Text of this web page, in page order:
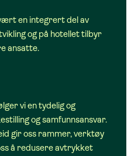
en integrert del av
og på hotellet tilbyr
ansatte.
vi en tydelig og
og samfunnsansvar.
gir oss rammer, verktøy
å redusere avtrykket